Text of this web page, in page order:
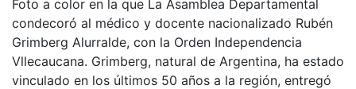
Foto a color en la que La Asamblea Departamental
condecoró al médico y docente nacionalizado Rubén
Grimberg Alurralde, con la Orden Independencia
Vllecaucana. Grimberg, natural de Argentina, ha estado
vinculado en los últimos 50 años a la región, entregó